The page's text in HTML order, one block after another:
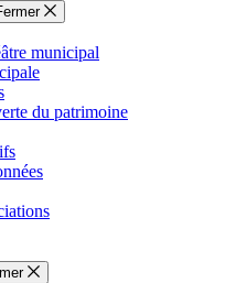
municipal
du patrimoine